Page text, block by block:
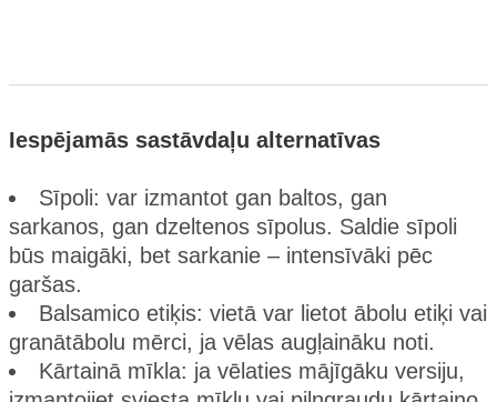
Iespējamās sastāvdaļu alternatīvas
Sīpoli: var izmantot gan baltos, gan
sarkanos, gan dzeltenos sīpolus. Saldie sīpoli
būs maigāki, bet sarkanie – intensīvāki pēc
garšas.
Balsamico etiķis: vietā var lietot ābolu etiķi vai
granātābolu mērci, ja vēlas augļaināku noti.
Kārtainā mīkla: ja vēlaties mājīgāku versiju,